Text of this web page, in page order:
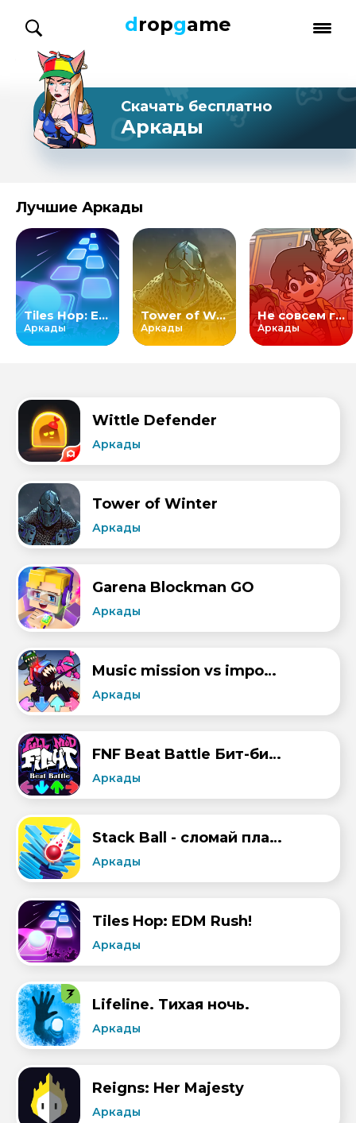
dropgame
Скачать бесплатно
Аркады
Лучшие Аркады
Tiles Hop: EDM Rush!
Аркады
Tower of Winter
Аркады
Не совсем герой!
Аркады
Wittle Defender
Аркады
Tower of Winter
Аркады
Garena Blockman GO
Аркады
Music mission vs imposter V4
Аркады
FNF Beat Battle Бит-битва
Аркады
Stack Ball - сломай платформы
Аркады
Tiles Hop: EDM Rush!
Аркады
Lifeline. Тихая ночь.
Аркады
Reigns: Her Majesty
Аркады